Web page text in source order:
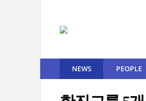
NEWS PEOPLE